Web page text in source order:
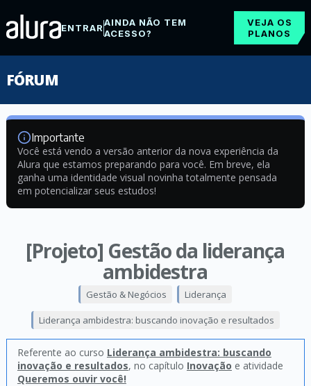
ENTRARAINDA NÃO TEM
ACESSO?
VEJA OS
PLANOS
FÓRUM
Importante
Você está vendo a versão anterior da nova experiência da
Alura que estamos preparando para você. Em breve, ela
ganha uma identidade visual novinha totalmente pensada
em potencializar seus estudos!
[Projeto] Gestão da liderança
ambidestra
Gestão & Negócios Liderança
Liderança ambidestra: buscando inovação e resultados
Referente ao curso Liderança ambidestra: buscando
inovação e resultados, no capítulo Inovação e atividade
Queremos ouvir você!